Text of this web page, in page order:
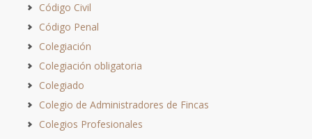
Código Civil
Código Penal
Colegiación
Colegiación obligatoria
Colegiado
Colegio de Administradores de Fincas
Colegios Profesionales